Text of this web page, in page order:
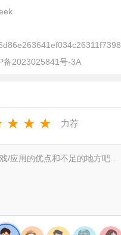
备2023025841号-3A
★ ★ ★ 力荐